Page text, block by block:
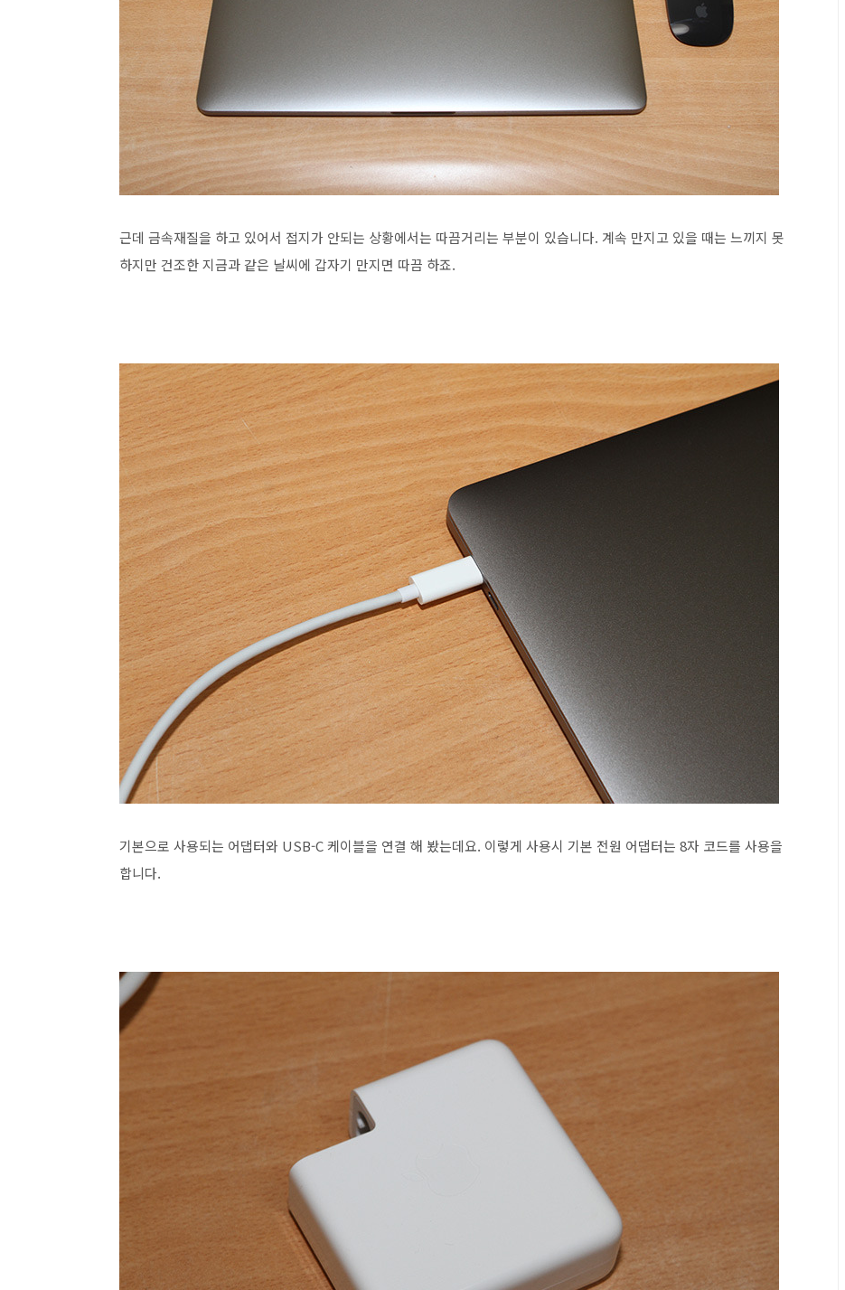
근데 금속재질을 하고 있어서 접지가 안되는 상황에서는 따끔거리는 부분이 있습니다. 계속 만지고 있을 때는 느끼지 못
하지만 건조한 지금과 같은 날씨에 갑자기 만지면 따끔 하죠.
기본으로 사용되는 어댑터와 USB-C 케이블을 연결 해 봤는데요. 이렇게 사용시 기본 전원 어댑터는 8자 코드를 사용을
합니다.